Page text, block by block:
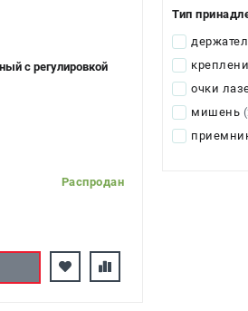
с регулировкой
Распродан
Тип
очки
мишень